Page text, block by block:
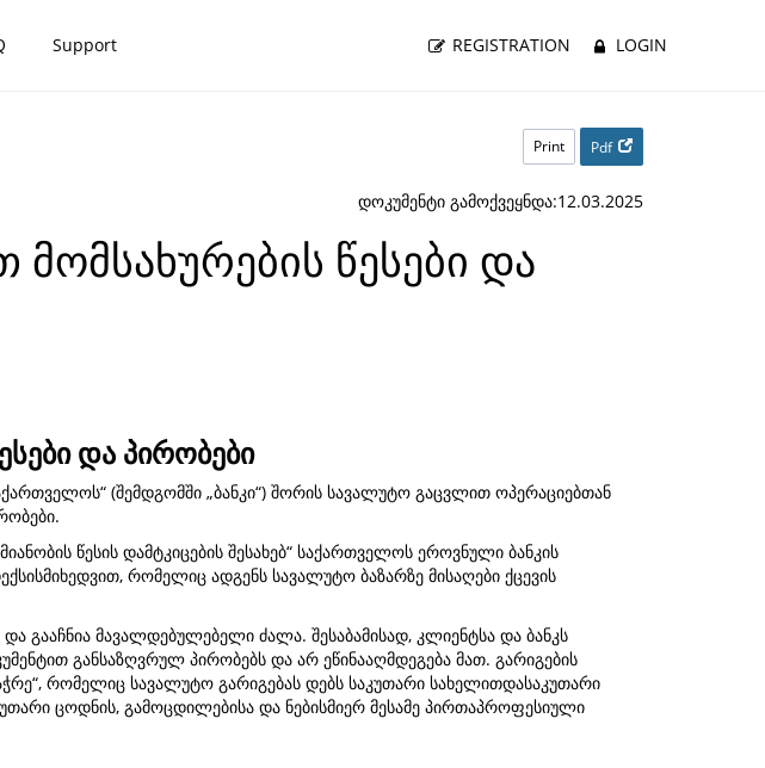
Support REGISTRATION LOGIN
Print Pdf
დოკუმენტი გამოქვეყნდა:12.03.2025
წესები და
და პირობები
(შემდგომში „ბანკი“) შორის სავალუტო გაცვლით ოპერაციებთან
წესის დამტკიცების შესახებ“ საქართველოს ეროვნული ბანკის
რომელიც ადგენს სავალუტო ბაზარზე მისაღები ქცევის
გააჩნია მავალდებულებელი ძალა. შესაბამისად, კლიენტსა და ბანკს
განსაზღვრულ პირობებს და არ ეწინააღმდეგება მათ. გარიგების
რომელიც სავალუტო გარიგებას დებს საკუთარი სახელითდასაკუთარი
ცოდნის, გამოცდილებისა და ნებისმიერ მესამე პირთაპროფესიული